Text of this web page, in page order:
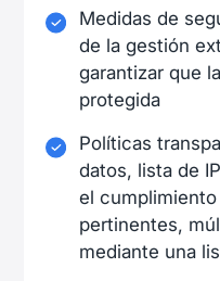
Medidas de
de la gestión
garantizar que
protegida
Políticas
datos, lista de
el
pertinentes,
mediante una